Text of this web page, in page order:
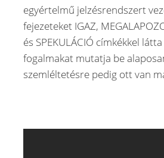
egyértelmű jelzésrendszert
fejezeteket IGAZ,
és SPEKULÁCIÓ címkékkel
fogalmakat mutatja be
szemléltetésre pedig ott van